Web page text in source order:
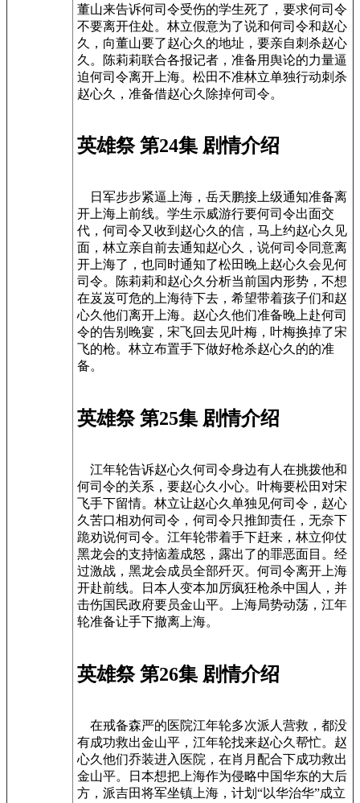
董山来告诉何司令受伤的学生死了，要求何司令
不要离开住处。林立假意为了说和何司令和赵心
久，向董山要了赵心久的地址，要亲自刺杀赵心
久。陈莉莉联合各报记者，准备用舆论的力量逼
迫何司令离开上海。松田不准林立单独行动刺杀
赵心久，准备借赵心久除掉何司令。
英雄祭 第24集 剧情介绍
日军步步紧逼上海，岳天鹏接上级通知准备离
开上海上前线。学生示威游行要何司令出面交
代，何司令又收到赵心久的信，马上约赵心久见
面，林立亲自前去通知赵心久，说何司令同意离
开上海了，也同时通知了松田晚上赵心久会见何
司令。陈莉莉和赵心久分析当前国内形势，不想
在岌岌可危的上海待下去，希望带着孩子们和赵
心久他们离开上海。赵心久他们准备晚上赴何司
令的告别晚宴，宋飞回去见叶梅，叶梅换掉了宋
飞的枪。林立布置手下做好枪杀赵心久的的准
备。
英雄祭 第25集 剧情介绍
江年轮告诉赵心久何司令身边有人在挑拨他和
何司令的关系，要赵心久小心。叶梅要松田对宋
飞手下留情。林立让赵心久单独见何司令，赵心
久苦口相劝何司令，何司令只推卸责任，无奈下
跪劝说何司令。江年轮带着手下赶来，林立仰仗
黑龙会的支持恼羞成怒，露出了的罪恶面目。经
过激战，黑龙会成员全部歼灭。何司令离开上海
开赴前线。日本人变本加厉疯狂枪杀中国人，并
击伤国民政府要员金山平。上海局势动荡，江年
轮准备让手下撤离上海。
英雄祭 第26集 剧情介绍
在戒备森严的医院江年轮多次派人营救，都没
有成功救出金山平，江年轮找来赵心久帮忙。赵
心久他们乔装进入医院，在肖月配合下成功救出
金山平。日本想把上海作为侵略中国华东的大后
方，派吉田将军坐镇上海，计划“以华治华”成立